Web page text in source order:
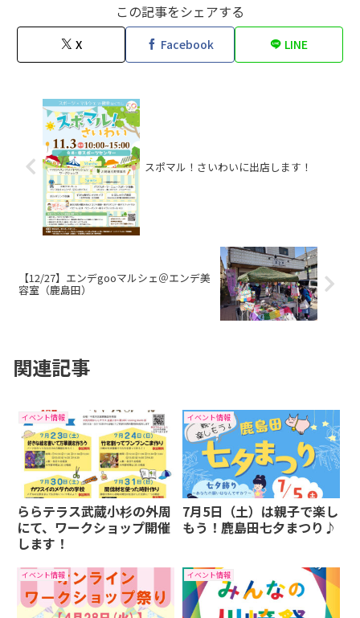
この記事をシェアする
X Facebook LINE
スポマル！さいわいに出店します！
【12/27】エンデgooマルシェ＠エンデ美
容室（鹿島田）
関連記事
イベント情報
ららテラス武蔵小杉の外周
にて、ワークショップ開催
します！
イベント情報
7月5日（土）は親子で楽し
もう！鹿島田七夕まつり♪
イベント情報 イベント情報